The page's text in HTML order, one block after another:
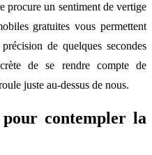
procure un sentiment de vertige
gratuites vous permettent
de quelques secondes
de se rendre compte de
juste au-dessus de nous.
contempler la